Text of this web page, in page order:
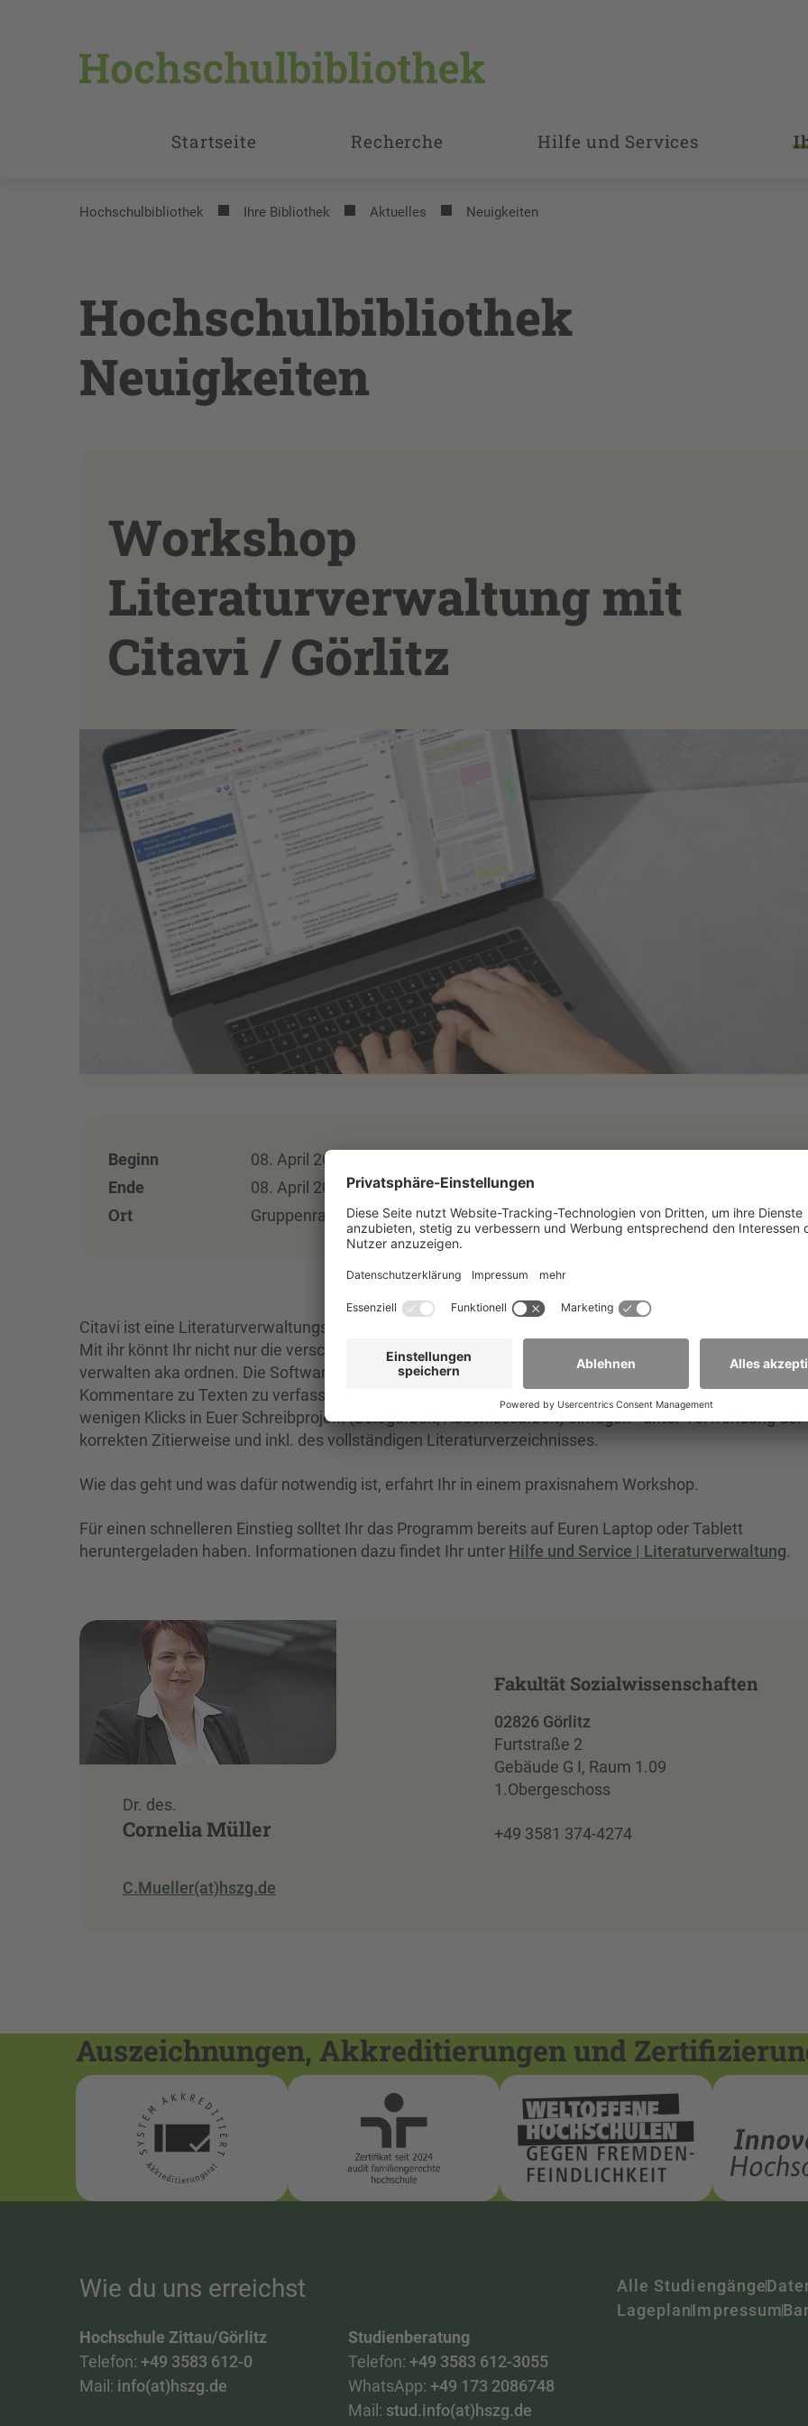
Startseite Recherche Hilfe und Services
Hochschulbibliothek Ihre Bibliothek Aktuelles Neuigkeiten
Hochschulbibliothek
Neuigkeiten
Workshop
Literaturverwaltung mit
Citavi / Görlitz
Beginn
08. April 2026 - 16:00 Uhr
Ende
08. April 2026 - 17:30 Uhr
Ort Gruppenraum HSB Görlitz
Citavi ist eine Literaturverwaltungssoftware, die Euch bei den verschiedensten Arbeiten unterstützen
Mit ihr könnt Ihr nicht nur die verschiedenen Titel (Bücher, Zeitungsartikel, E-Books, Interviews,
verwalten aka ordnen. Die Software hilft Euch einen Überblick zu behalten, wenn es darum geht,
Kommentare zu Texten zu verfassen, Zitate zu notieren, Ideen festzuhalten. Dieses Material könnt
wenigen Klicks in Euer Schreibprojekt (Belegarbeit, Abschlussarbeit) einfügen - unter Verwendung der
korrekten Zitierweise und inkl. des vollständigen Literaturverzeichnisses.
Wie das geht und was dafür notwendig ist, erfahrt Ihr in einem praxisnahem Workshop.
Für einen schnelleren Einstieg solltet Ihr das Programm bereits auf Euren Laptop oder Tablett
heruntergeladen haben. Informationen dazu findet Ihr unter Hilfe und Service | Literaturverwaltung.
Dr. des.
Cornelia Müller
C.Mueller(at)hszg.de
Fakultät Sozialwissenschaften
02826 Görlitz
Furtstraße 2
Gebäude G I, Raum 1.09
1.Obergeschoss
+49 3581 374-4274
Auszeichnungen, Akkreditierungen und
Wie du uns erreichst
Hochschule Zittau/Görlitz
Telefon: +49 3583 612-0
Mail: info(at)hszg.de
Studienberatung
Telefon: +49 3583 612-3055
WhatsApp: +49 173 2086748
Mail: stud.info(at)hszg.de
Alle Studiengänge
LageplanImpressum